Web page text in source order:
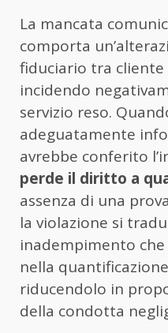
La mancata
comporta
fiduciario tra
incidendo
servizio reso.
adeguatamente
avrebbe conferito
perde il diritto a
assenza di una
la violazione si
inadempimento
nella
riducendolo in
della condotta